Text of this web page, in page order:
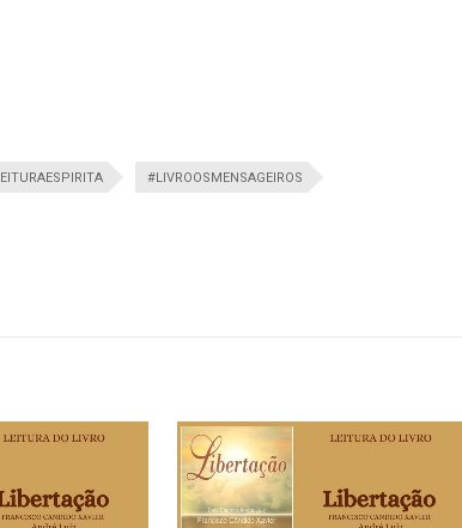
#LIVROOSMENSAGEIROS